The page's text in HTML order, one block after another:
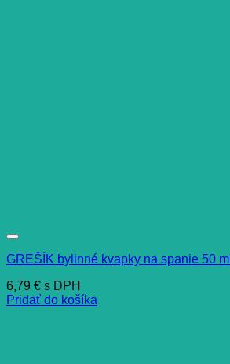
GREŠÍK bylinné kvapky na spanie 50 ml
6,79 € s DPH
Pridať do košíka